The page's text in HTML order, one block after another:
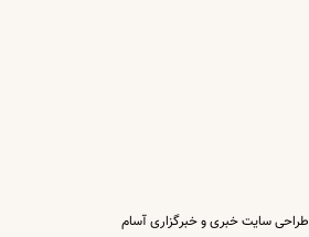
طراحی سایت خبری و خبرگزاری آسام